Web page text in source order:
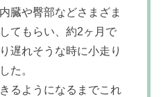
臓や臀部などさまざま
てもらい、約2ヶ月で
遅れそうな時に小走り
た。
るようになるまでこれ